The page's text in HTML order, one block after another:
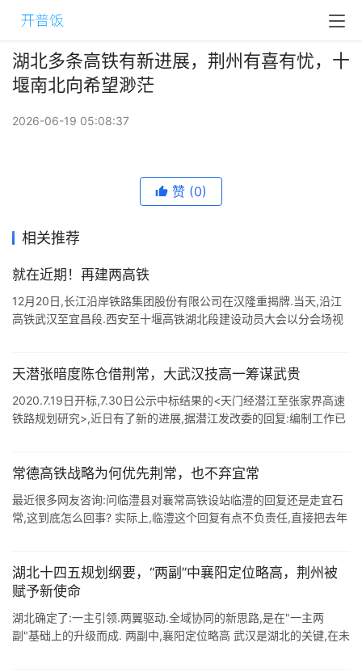
湖北多条高铁有新进展，荆州有喜有忧，十
堰南北向希望渺茫
2026-06-19 05:08:37
赞 (0)
相关推荐
就在近期！再建两高铁
12月20日,长江沿岸铁路集团股份有限公司在汉隆重揭牌.当天,沿江
高铁武汉至宜昌段.西安至十堰高铁湖北段建设动员大会以分会场视
天潜张暗度陈仓借荆常，大武汉技高一筹谋武贵
2020.7.19日开标,7.30日公示中标结果的<天门经潜江至张家界高速
铁路规划研究>,近日有了新的进展,据潜江发改委的回复:编制工作已
常德高铁战略为何优先荆常，也不弃宜常
最近很多网友咨询:问临澧县对襄常高铁设站临澧的回复还是走宜石
常,这到底怎么回事? 实际上,临澧这个回复有点不负责任,直接把去年
湖北十四五规划纲要，“两副”中襄阳定位略高，荆州被
赋予新使命
湖北确定了:一主引领.两翼驱动.全域协同的新思路,是在"一主两
副"基础上的升级而成. 两副中,襄阳定位略高 武汉是湖北的关键,在未